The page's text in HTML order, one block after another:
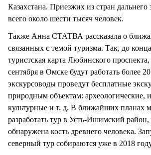
Казахстана. Приезжих из стран дальнего
всего около шести тысяч человек.
Также Анна СТАТВА рассказала о
связанных с темой туризма. Так, до
туристская карта Любинского проспекта,
сентября в Омске будут работать более
экскурсоводы проведут бесплатные
природным объектам: археологические,
культурные и т. д. В ближайших планах
разработать тур в Усть-Ишимский район,
обнаружена кость древнего человека.
северный тур собираются уже в 2018